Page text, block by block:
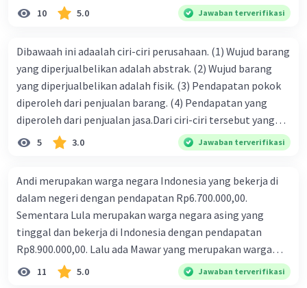
terbit. 4. gaji terutang untuk periode berjalan sebesar
Rp800.000,00 dari data di atas, pencatatan jurnal pembalik
10 5.0 Jawaban terverifikasi
Dibawaah ini adaalah ciri-ciri perusahaan. (1) Wujud barang
yang diperjualbelikan adalah abstrak. (2) Wujud barang
yang diperjualbelikan adalah fisik. (3) Pendapatan pokok
diperoleh dari penjualan barang. (4) Pendapatan yang
diperoleh dari penjualan jasa.Dari ciri-ciri tersebut yang
merupakan ciri dari perusahaan dagang ditunjukan pada
nomor…. a. 1 dan 3 b. 3 dan 4 c. 2 dan 3 d. 1 dan 2 e. 2 dan 4
5 3.0 Jawaban terverifikasi
Andi merupakan warga negara Indonesia yang bekerja di
dalam negeri dengan pendapatan Rp6.700.000,00.
Sementara Lula merupakan warga negara asing yang
tinggal dan bekerja di Indonesia dengan pendapatan
Rp8.900.000,00. Lalu ada Mawar yang merupakan warga
negara Indonesia yang tinggal dan bekerja di luar negeri
dengan pendapatan Rp11.000.000,00. Hitunglah PNB
11 5.0 Jawaban terverifikasi